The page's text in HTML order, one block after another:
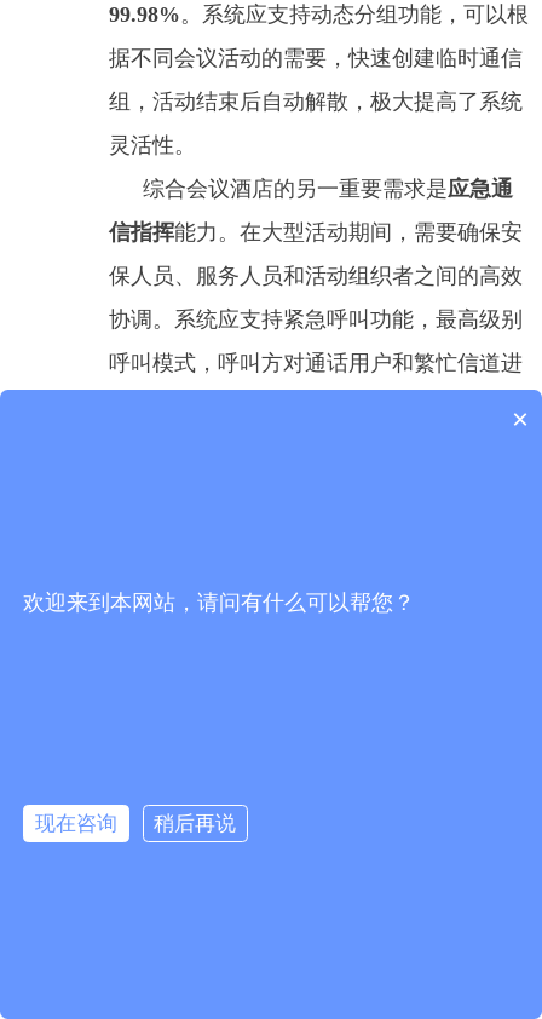
99.98%。系统应支持动态分组功能，可以根
据不同会议活动的需要，快速创建临时通信
组，活动结束后自动解散，极大提高了系统
灵活性。
综合会议酒店的另一重要需求是应急通
信指挥能力。在大型活动期间，需要确保安
保人员、服务人员和活动组织者之间的高效
协调。系统应支持紧急呼叫功能，最高级别
呼叫模式，呼叫方对通话用户和繁忙信道进
可以追溯，每次通话可以自动录音，便于上
×
欢迎来到本网站，请问有什么可以帮您？
现在咨询 稍后再说